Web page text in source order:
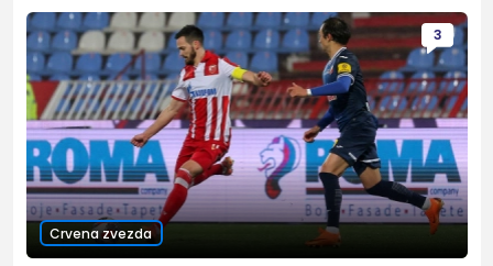
3
Crvena zvezda